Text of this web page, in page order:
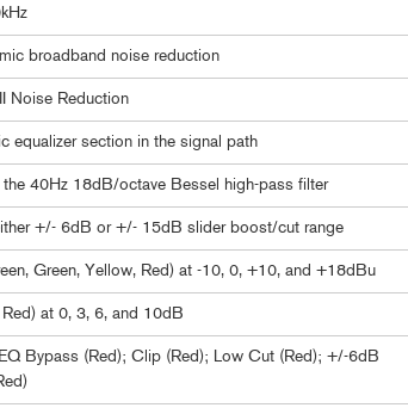
broadband noise reduction
Noise Reduction
equalizer section in the signal path
the 40Hz 18dB/octave Bessel high-pass filter
+/- 6dB or +/- 15dB slider boost/cut range
Green, Yellow, Red) at -10, 0, +10, and +18dBu
at 0, 3, 6, and 10dB
Bypass (Red); Clip (Red); Low Cut (Red); +/-6dB